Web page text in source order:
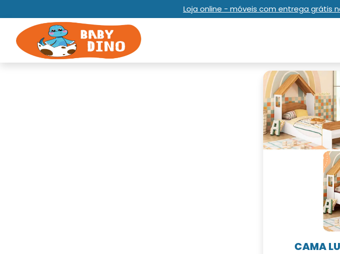
Loja online - móveis com entrega grátis
CAMA